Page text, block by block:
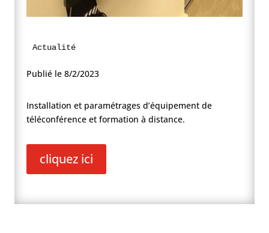
Actualité
Publié le 8/2/2023
Installation et paramétrages d’équipement de
téléconférence et formation à distance.
cliquez ici